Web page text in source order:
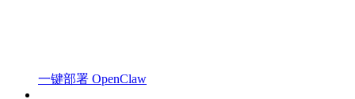
一键部署 OpenClaw